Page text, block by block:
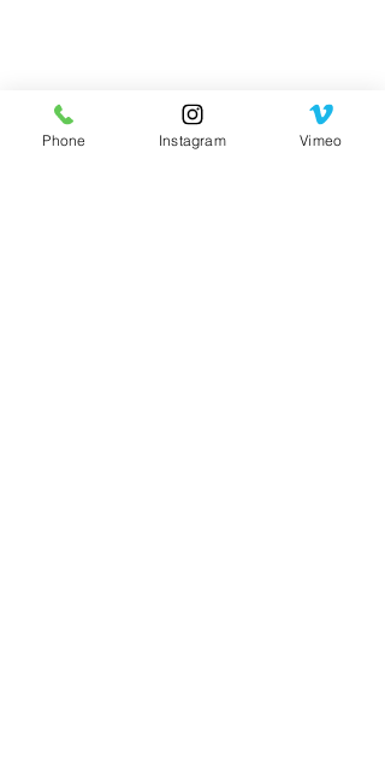
ありがたいですね、
Phone Instagram Vimeo